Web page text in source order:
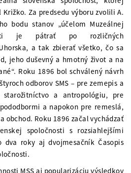
Za predsedu výboru zvolili A.
bodu stanov „účelom Muzeálnej
je pátrať po rozličných
a tak zbierať všetko, čo sa
jeho duševný a hmotný život a na
Roku 1896 bol schválený návrh
odborov SMS – pre zemepis a
a antropológiu, pre
a napokon pre remeslá,
obchod. Roku 1896 začal vychádzať
spoločnosti s rozsiahlejšími
roky aj dvojmesačník Časopis
MSS aj popularizáciu výsledkov